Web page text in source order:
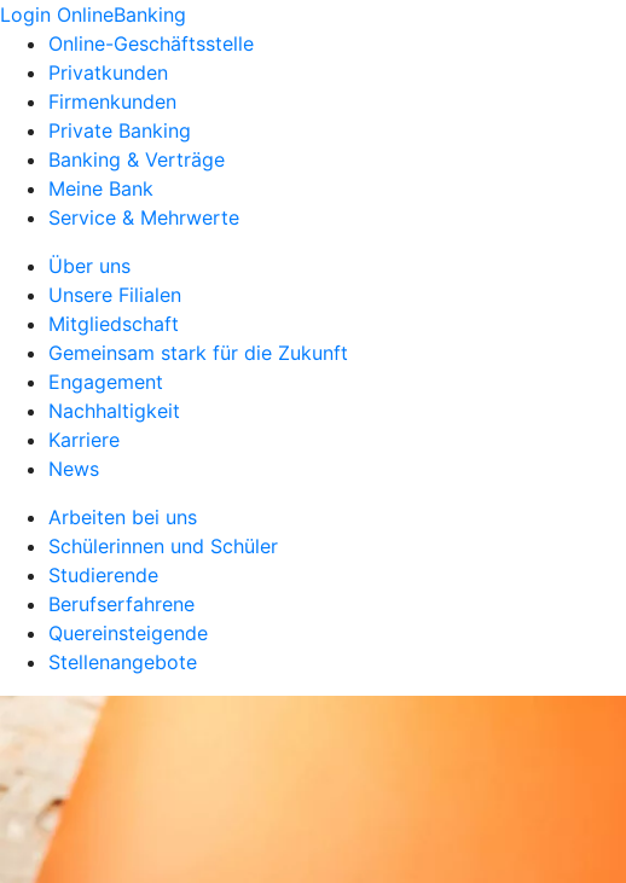
Login OnlineBanking
Online-Geschäftsstelle
Privatkunden
Firmenkunden
Private Banking
Banking & Verträge
Meine Bank
Service & Mehrwerte
Über uns
Unsere Filialen
Mitgliedschaft
Gemeinsam stark für die Zukunft
Engagement
Nachhaltigkeit
Karriere
News
Arbeiten bei uns
Schülerinnen und Schüler
Studierende
Berufserfahrene
Quereinsteigende
Stellenangebote